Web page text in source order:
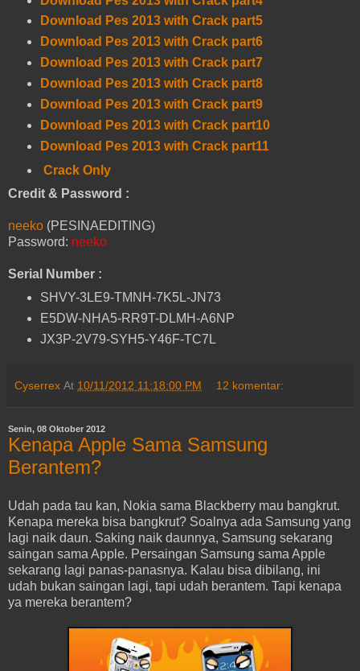
Download Pes 2013 with Crack part5
Download Pes 2013 with Crack part6
Download Pes 2013 with Crack part7
Download Pes 2013 with Crack part8
Download Pes 2013 with Crack part9
Download Pes 2013 with Crack part10
Download Pes 2013 with Crack part11
Crack Only
Credit & Password :
neeko (PESINAEDITING)
Password: neeko
Serial Number :
SHVY-3LE9-TMNH-7K5L-JN73
E5DW-NHA5-RR9T-DLMH-A6NP
JX3P-2V79-SYH5-Y46F-TC7L
Cyserrex At 10/11/2012 11:18:00 PM 12 komentar:
Senin, 08 Oktober 2012
Kenapa Apple Sama Samsung
Berantem?
Udah pada tau kan, Nokia sama Blackberry mau bangkrut.
Kenapa mereka bisa bangkrut? Soalnya ada Samsung yang
lagi naik daun. Saking naik daunnya, Samsung sekarang
saingan sama Apple. Persaingan Samsung sama Apple
sekarang lagi panas-panasnya. Kalau bisa dibilang, ini
udah bukan saingan lagi, tapi udah berantem. Tapi kenapa
ya mereka berantem?